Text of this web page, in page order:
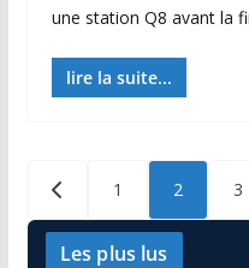
une station Q8 avant la
lire la suite...
Posts
pagination
1 2 3
Les plus lus